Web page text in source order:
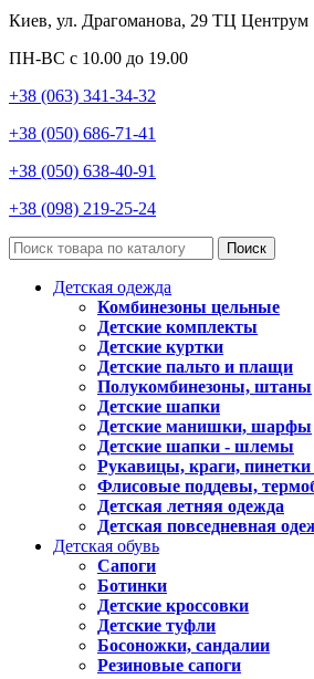
Киев, ул. Драгоманова, 29 ТЦ Центрум
ПН-ВС с 10.00 до 19.00
+38 (063) 341-34-32
+38 (050) 686-71-41
+38 (050) 638-40-91
+38 (098) 219-25-24
Поиск
Детская одежда
Комбинезоны цельные
Детские комплекты
Детские куртки
Детские пальто и плащи
Полукомбинезоны, штаны
Детские шапки
Детские манишки, шарфы
Детские шапки - шлемы
Рукавицы, краги, пинетки
Флисовые поддевы,
Детская летняя одежда
Детская повседневная
Детская обувь
Сапоги
Ботинки
Детские кроссовки
Детские туфли
Босоножки, сандалии
Резиновые сапоги